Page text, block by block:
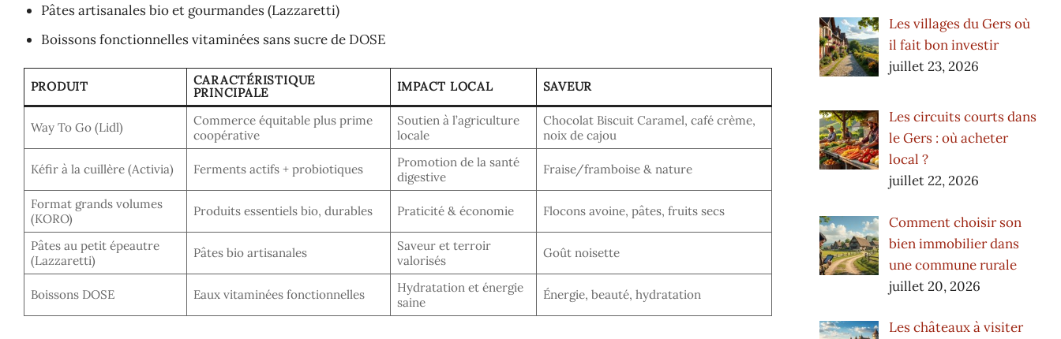
Pâtes artisanales bio et gourmandes (Lazzaretti)
Boissons fonctionnelles vitaminées sans sucre de DOSE
PRODUIT
CARACTÉRISTIQUE
PRINCIPALE
IMPACT LOCAL SAVEUR
Way To Go (Lidl)
Commerce équitable plus prime
coopérative
Soutien à l’agriculture
locale
Chocolat Biscuit Caramel, café crème,
noix de cajou
Kéfir à la cuillère (Activia) Ferments actifs + probiotiques
Promotion de la santé
digestive
Fraise/framboise & nature
Format grands volumes
(KORO)
Produits essentiels bio, durables Praticité & économie Flocons avoine, pâtes, fruits secs
Pâtes au petit épeautre
(Lazzaretti)
Pâtes bio artisanales
Saveur et terroir
valorisés
Goût noisette
Boissons DOSE Eaux vitaminées fonctionnelles
Hydratation et énergie
saine
Énergie, beauté, hydratation
Les villages du Gers où
il fait bon investir
juillet 23, 2026
Les circuits courts dans
le Gers : où acheter
local ?
juillet 22, 2026
Comment choisir son
bien immobilier dans
une commune rurale
juillet 20, 2026
Les châteaux à visiter